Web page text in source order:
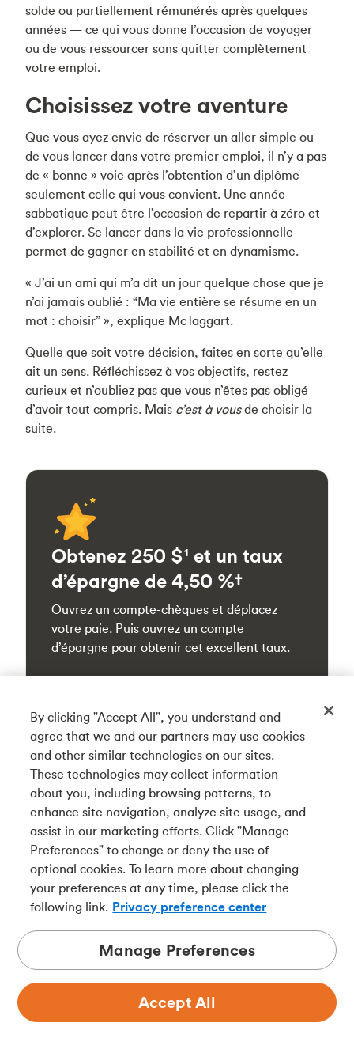
solde ou partiellement rémunérés après quelques
années — ce qui vous donne l’occasion de voyager
ou de vous ressourcer sans quitter complètement
votre emploi.
Choisissez votre aventure
Que vous ayez envie de réserver un aller simple ou
de vous lancer dans votre premier emploi, il n’y a pas
de « bonne » voie après l’obtention d’un diplôme —
seulement celle qui vous convient. Une année
sabbatique peut être l’occasion de repartir à zéro et
d’explorer. Se lancer dans la vie professionnelle
permet de gagner en stabilité et en dynamisme.
« J’ai un ami qui m’a dit un jour quelque chose que je
n’ai jamais oublié : “Ma vie entière se résume en un
mot : choisir” », explique McTaggart.
Quelle que soit votre décision, faites en sorte qu’elle
ait un sens. Réfléchissez à vos objectifs, restez
curieux et n’oubliez pas que vous n’êtes pas obligé
d’avoir tout compris. Mais c’est à vousde choisir la
suite.
Obtenez 250 $¹ et un taux
d’épargne de 4,50 %†
Ouvrez un compte-chèques et déplacez
votre paie. Puis ouvrez un compte
d’épargne pour obtenir cet excellent taux.
Si vous avez aimé, pourquoi ne pas
partager?
Lire plus
By clicking "Accept All", you understand and
agree that we and our partners may use cookies
and other similar technologies on our sites.
These technologies may collect information
about you, including browsing patterns, to
enhance site navigation, analyze site usage, and
assist in our marketing efforts. Click "Manage
Preferences" to change or deny the use of
optional cookies. To learn more about changing
your preferences at any time, please click the
following link. Privacy preference center
Manage Preferences
Accept All